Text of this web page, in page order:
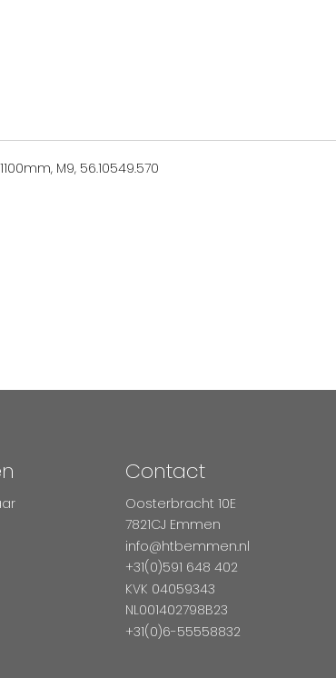
M9, 56.10549.570
Contact
Oosterbracht 10E
7821CJ Emmen
info@htbemmen.nl
+31(0)591 648 402
KVK 04059343
NL001402798B23
+31(0)6-55558832